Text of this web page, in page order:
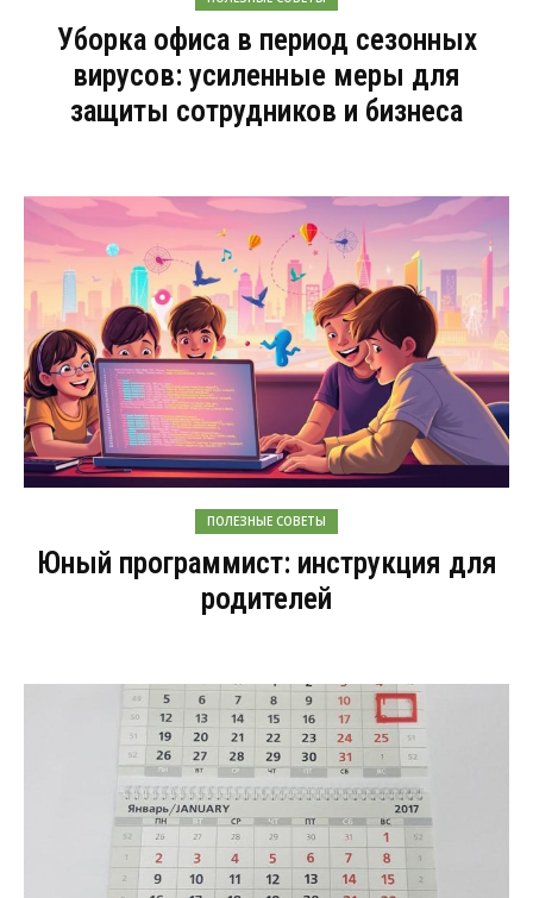
Уборка офиса в период сезонных
вирусов: усиленные меры для
защиты сотрудников и бизнеса
ПОЛЕЗНЫЕ СОВЕТЫ
Юный программист: инструкция для
родителей